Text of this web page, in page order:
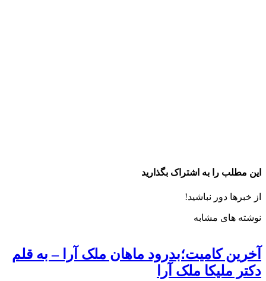
این مطلب را به اشتراک بگذارید
از خبرها دور نباشید!
نوشته های مشابه
آخرین کامیت؛بدرود ماهان ملک آرا – به قلم
دکتر ملیکا ملک آرا